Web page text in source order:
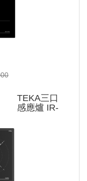
TEKA三口
感應爐 IR-